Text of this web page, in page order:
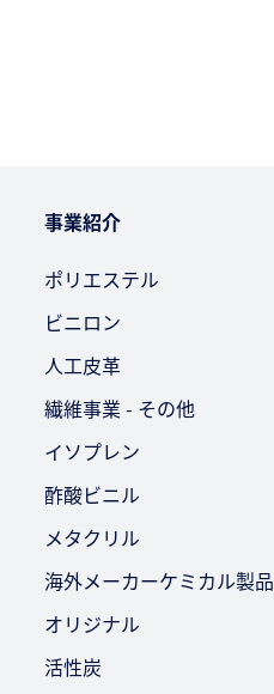
事業紹介
ポリエステル
ビニロン
人工皮革
繊維事業 - その他
イソプレン
酢酸ビニル
メタクリル
海外メーカーケミカル製品
オリジナル
活性炭